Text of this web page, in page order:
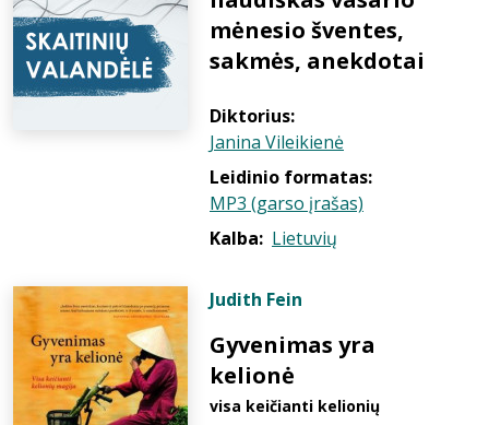
mėnesio šventes,
sakmės, anekdotai
Diktorius:
Janina Vileikienė
Leidinio formatas:
MP3 (garso įrašas)
Kalba: Lietuvių
Judith Fein
Gyvenimas yra
kelionė
visa keičianti kelionių